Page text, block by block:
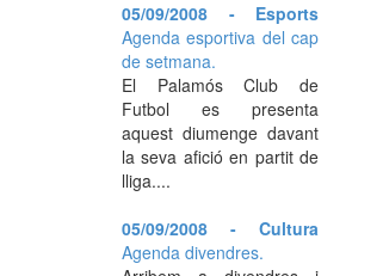
05/09/2008 - Esports
Agenda esportiva del cap
de setmana.
El Palamós Club de
Futbol es presenta
aquest diumenge davant
la seva afició en partit de
lliga....
05/09/2008 - Cultura
Agenda divendres.